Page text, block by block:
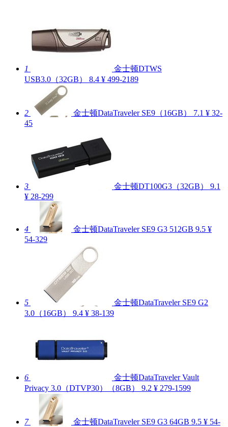
1
金士顿DTWS
USB3.0（32GB）
8.4 ¥ 499-2189
2 金士顿DataTraveler SE9（16GB） 7.1 ¥ 32-
45
3 金士顿DT100G3（32GB）
9.1
¥ 28-299
4 金士顿DataTraveler SE9 G3 512GB 9.5 ¥
54-329
5
金士顿DataTraveler SE9 G2
3.0（16GB）
9.4 ¥ 38-139
6
金士顿DataTraveler Vault
Privacy 3.0（DTVP30）（8GB）
9.2 ¥ 279-1599
7 金士顿DataTraveler SE9 G3 64GB 9.5 ¥ 54-